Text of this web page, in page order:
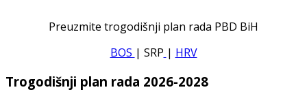
Preuzmite trogodišnji plan rada PBD BiH
BOS | SRP | HRV
Trogodišnji plan rada 2026-2028